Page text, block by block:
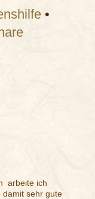
•
arbeite ich
damit sehr gute